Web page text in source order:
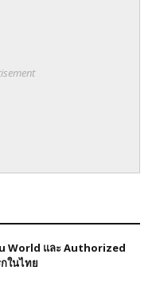
World และ Authorized
ในไทย